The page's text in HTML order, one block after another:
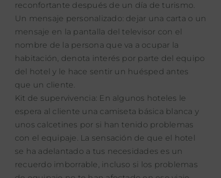
reconfortante después de un día de turismo.
Un mensaje personalizado: dejar una carta o un
mensaje en la pantalla del televisor con el
nombre de la persona que va a ocupar la
habitación, denota interés por parte del equipo
del hotel y le hace sentir un huésped antes
que un cliente.
Kit de supervivencia: En algunos hoteles le
espera al cliente una camiseta básica blanca y
unos calcetines por si han tenido problemas
con el equipaje. La sensación de que el hotel
se ha adelantado a tus necesidades es un
recuerdo imborrable, incluso si los problemas